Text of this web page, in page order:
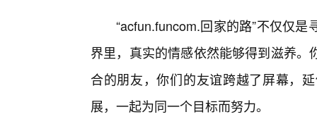
“acfun.funcom.回家的路”不仅仅
界里，真实的情感依然能够得到滋养
合的朋友，你们的友谊跨越了屏幕，
展，一起为同一个目标而努力。